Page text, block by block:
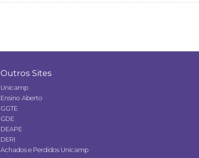
Outros Sites
Unicamp
Ensino Aberto
GGTE
GDE
DEAPE
DERI
Achados e Perdidos Unicamp